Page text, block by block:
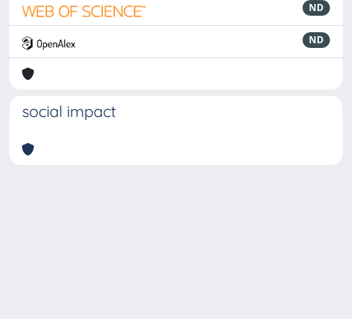
ND
ND
social impact